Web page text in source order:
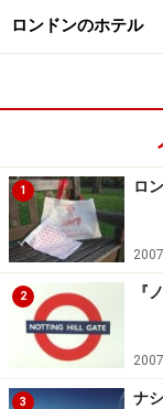
ロンドンのホテル
1 ロ
2 『
3 ナ